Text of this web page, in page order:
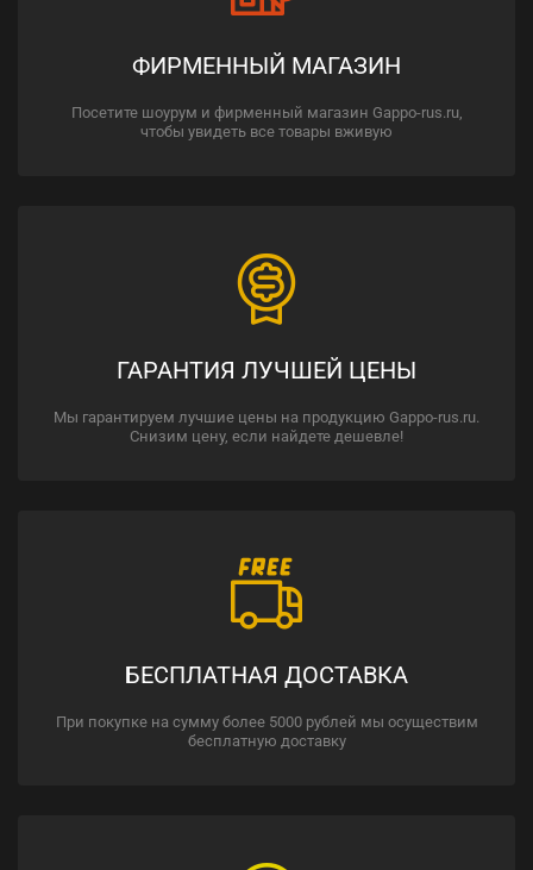
ФИРМЕННЫЙ МАГАЗИН
Посетите шоурум и фирменный магазин Gappo-rus.ru,
чтобы увидеть все товары вживую
ГАРАНТИЯ ЛУЧШЕЙ ЦЕНЫ
Мы гарантируем лучшие цены на продукцию Gappo-rus.ru.
Снизим цену, если найдете дешевле!
БЕСПЛАТНАЯ ДОСТАВКА
При покупке на сумму более 5000 рублей мы осуществим
бесплатную доставку